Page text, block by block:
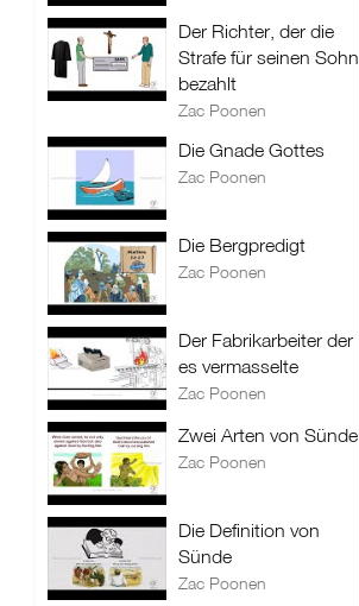
Der Richter, der die
Strafe für seinen Sohn
bezahlt
Zac Poonen
Die Gnade Gottes
Zac Poonen
Die Bergpredigt
Zac Poonen
Der Fabrikarbeiter der
es vermasselte
Zac Poonen
Zwei Arten von Sünde
Zac Poonen
Die Definition von
Sünde
Zac Poonen